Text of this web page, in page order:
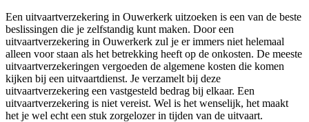
Een uitvaartverzekering in Ouwerkerk uitzoeken is een van de beste
beslissingen die je zelfstandig kunt maken. Door een
uitvaartverzekering in Ouwerkerk zul je er immers niet helemaal
alleen voor staan als het betrekking heeft op de onkosten. De meeste
uitvaartverzekeringen vergoeden de algemene kosten die komen
kijken bij een uitvaartdienst. Je verzamelt bij deze
uitvaartverzekering een vastgesteld bedrag bij elkaar. Een
uitvaartverzekering is niet vereist. Wel is het wenselijk, het maakt
het je wel echt een stuk zorgelozer in tijden van de uitvaart.